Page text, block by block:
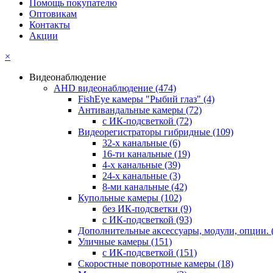
Помощь покупателю
Оптовикам
Контакты
Акции
×
Видеонаблюдение
AHD видеонаблюдение (474)
FishEye камеры "Рыбий глаз" (4)
Антивандальные камеры (72)
с ИК-подсветкой (72)
Видеорегистраторы гибридные (109)
32-х канальные (6)
16-ти канальные (19)
4-х канальные (39)
24-х канальные (3)
8-ми канальные (42)
Купольные камеры (102)
без ИК-подсветки (9)
с ИК-подсветкой (93)
Дополнительные аксессуары, модули, опции.
Уличные камеры (151)
с ИК-подсветкой (151)
Скоростные поворотные камеры (18)